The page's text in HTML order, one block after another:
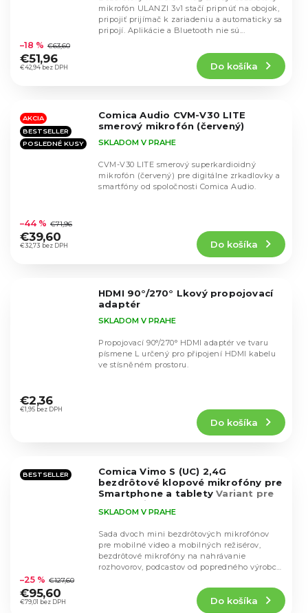
hodnotenie
produktu
je
hviezdičiek.
€42,94 bez DPH
–18 % €63,60
€51,96
Do košíka
mikrofón ULANZI 3v1 stačí pripnúť na obojok,
pripojiť prijímač k zariadeniu a automaticky sa
pripojí. Aplikácie a Bluetooth nie sú...
AKCIA
BESTSELLER
POSLEDNÉ KUSY
Comica Audio CVM-V30 LITE
smerový mikrofón (červený)
hodnotenie
produktu
je
SKLADOM V PRAHE
€32,73 bez DPH
–44 % €71,96
€39,60
Do košíka
CVM-V30 LITE smerový superkardioidný
mikrofón (červený) pre digitálne zrkadlovky a
smartfóny od spoločnosti Comica Audio.
HDMI 90°/270° Lkový propojovací
adaptér
hodnotenie
produktu
hviezdičiek.
SKLADOM V PRAHE
€1,95 bez DPH
€2,36
Do košíka
Propojovací 90°/270° HDMI adaptér ve tvaru
písmene L určený pro připojení HDMI kabelu
ve stísněném prostoru.
BESTSELLER
Comica Vimo S (UC) 2,4G
bezdrôtové klopové mikrofóny pre
Smartphone a tabletyVariant pre
USB-C (biela)
hodnotenie
produktu
je
SKLADOM V PRAHE
€79,01 bez DPH
–25 % €127,60
€95,60
Do košíka
Sada dvoch mini bezdrôtových mikrofónov
pre mobilné video a mobilných režisérov,
bezdrôtové mikrofóny na nahrávanie
rozhovorov, podcastov od popredného výrobcu